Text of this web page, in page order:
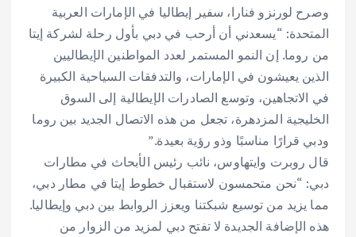
وصرح لورنزو فنارا، سفير إيطاليا في الإمارات العربية
المتحدة: “يسعدني أن أرحب في دبي بأول رحلة لشركة إيتا
من روما. إن النمو المستمر لعدد المواطنين الإيطاليين
الذين يعيشون في الإمارات، والتدفقات السياحية الكبيرة
في الاتجاهين، وتوسع الصادرات الإيطالية إلى السوق
الخليجية المزدهرة، تجعل من هذه الاتصال الجديد بين روما
ودبي قرارًا مناسبًا وذو رؤية بعيدة.”
قال روبرت وايتهاوس، نائب رئيس الأبحاث في مطارات
دبي: “نحن متحمسون لاستقبال خطوط إيتا في مطار دبي،
مما يزيد من توسيع شبكتنا ويعزز الروابط بين دبي وإيطاليا.
هذه الإضافة الجديدة لا تفتح دبي لمزيد من الزوار من